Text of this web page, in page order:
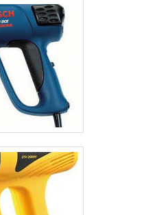
por profissionais
complexidade do
vezes os serviços de
com o auxílio
utilização dos
são importantes
funcionando da
pelos clientes. Abaixo
vantagens em contar
benefício;Materiais de
especializados